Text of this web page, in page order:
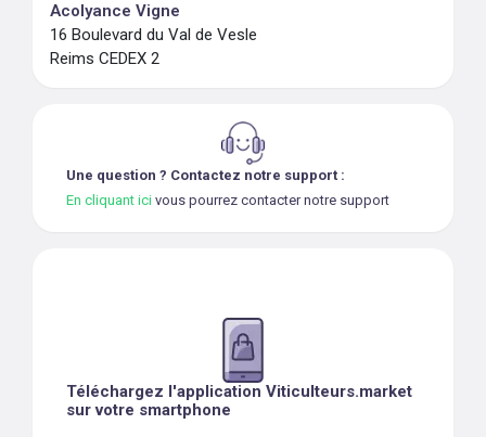
Acolyance Vigne
16 Boulevard du Val de Vesle
Reims CEDEX 2
Une question ? Contactez notre support :
En cliquant ici vous pourrez contacter notre support
Téléchargez l'application Viticulteurs.market
sur votre smartphone